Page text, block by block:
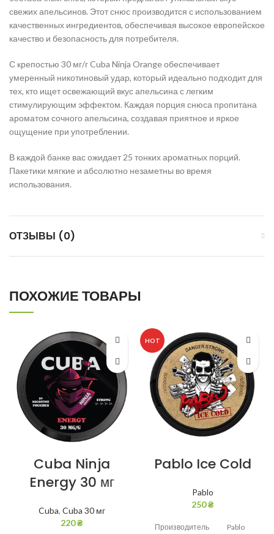
свежих апельсинов. Этот снюс производится с использованием
качественных ингредиентов, обеспечивая высокое европейское
качество и безопасность для потребителя.
С крепостью 30 мг/г Cuba Ninja Orange обеспечивает
умеренный никотиновый удар, который идеально подходит для
тех, кто ищет освежающий вкус апельсина с легким
стимулирующим эффектом. Каждая порция снюса пропитана
ароматом сочного апельсина, создавая приятное и яркое
ощущение при употреблении.
В каждой банке вас ожидает 25 тонких ароматных порций.
Пакетики мягкие и абсолютно незаметны во время
использования.
ОТЗЫВЫ (0)
ПОХОЖИЕ ТОВАРЫ
Cuba Ninja
Energy 30 мг
Cuba, Cuba 30 мг
220₴
HOT
Pablo Ice Cold
Pablo
250₴
Производитель Pablo